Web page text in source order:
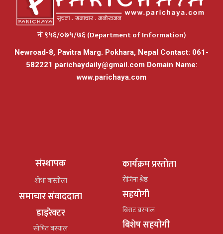
नंः ९५६/०७५/७६ (Department of Information)
Newroad-8, Pavitra Marg. Pokhara, Nepal Contact: 061-
582221 parichaydaily@gmail.comDomain Name:
www.parichaya.com
संस्थापक
शोभा बास्तोला
समाचार संवाददाता
डाइरेक्टर
सोभित बस्याल
कार्यक्रम प्रस्तोता
रोजिना श्रेष्ठ
सहयोगी
बिराट बस्याल
बिशेष सहयोगी